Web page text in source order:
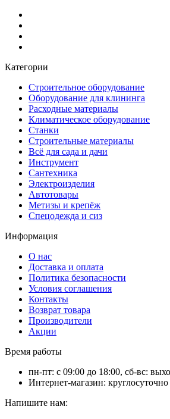
Категории
Строительное оборудование
Оборудование для клининга
Расходные материалы
Климатическое оборудование
Станки
Строительные материалы
Всё для сада и дачи
Инструмент
Сантехника
Электроизделия
Автотовары
Метизы и крепёж
Спецодежда и сиз
Информация
О нас
Доставка и оплата
Политика безопасности
Условия соглашения
Контакты
Возврат товара
Производители
Акции
Время работы
пн-пт: с 09:00 до 18:00, сб-вс:
Интернет-магазин: круглосуточно
Напишите нам: